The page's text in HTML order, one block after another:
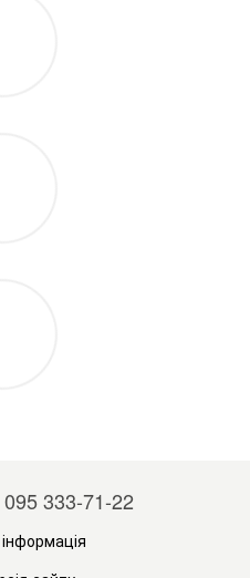
095 333-71-22